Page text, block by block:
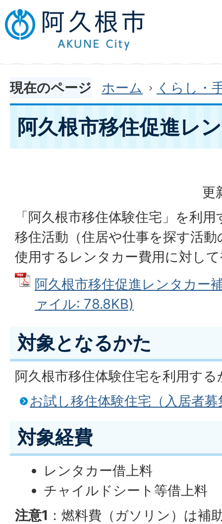
現在のページ ホーム くらし・
阿久根市移住促進レ
更
「阿久根市移住体験住宅」を利
移住活動（住居や仕事を探す活
使用するレンタカー費用に対し
阿久根市移住促進レンタカー
ァイル: 78.8KB)
対象となるかた
阿久根市移住体験住宅を利用する
お試し移住体験住宅（入居者
対象経費
レンタカー借上料
チャイルドシート等借上料
注意1 ：燃料費（ガソリン）は補